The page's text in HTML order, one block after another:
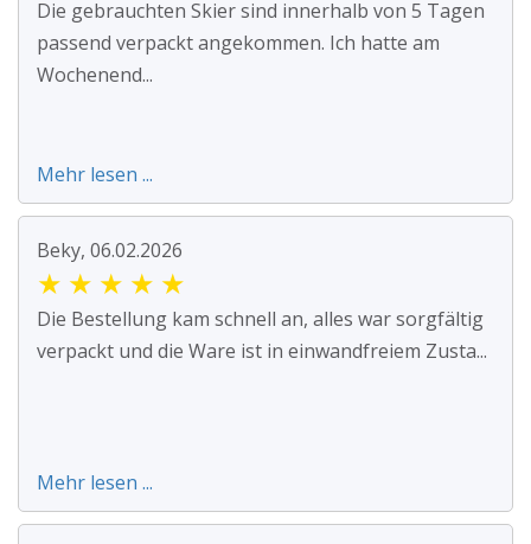
Die gebrauchten Skier sind innerhalb von 5 Tagen
passend verpackt angekommen. Ich hatte am
Wochenend...
Mehr lesen ...
Beky, 06.02.2026
★ ★ ★ ★ ★
Die Bestellung kam schnell an, alles war sorgfältig
verpackt und die Ware ist in einwandfreiem Zusta...
Mehr lesen ...